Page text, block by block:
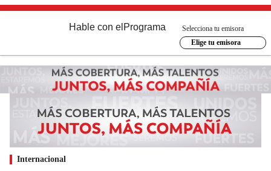
Hable con el Programa
Selecciona tu emisora
Elige tu emisora
Internacional